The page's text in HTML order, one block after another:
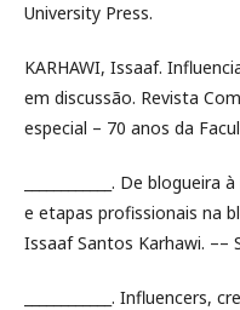
University Press.
KARHAWI, Issaaf.
em discussão. Revista
especial – 70 anos da
____________. De
e etapas profissionais na
Issaaf Santos Karhawi. ––
____________.